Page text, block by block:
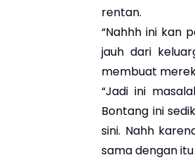
rentan.
“Nahhh ini kan
jauh dari
membuat
“Jadi ini
Bontang ini
sini. Nahh
sama dengan